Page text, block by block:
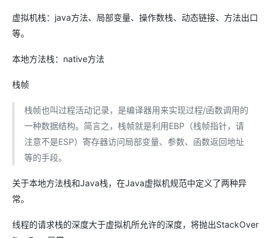
虚拟机栈：java方法、局部变量、操作数栈、动态链接、方法出口
等。
本地方法栈：native方法
栈帧
栈帧也叫过程活动记录，是编译器用来实现过程/函数调用的
一种数据结构。简言之，栈帧就是利用EBP（栈帧指针，请
注意不是ESP）寄存器访问局部变量、参数、函数返回地址
等的手段。
关于本地方法栈和Java栈，在Java虚拟机规范中定义了两种异
常。
线程的请求栈的深度大于虚拟机所允许的深度，将抛出StackOver